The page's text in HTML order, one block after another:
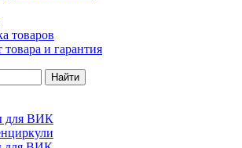
товаров
товара и гарантия
Найти
для ВИК